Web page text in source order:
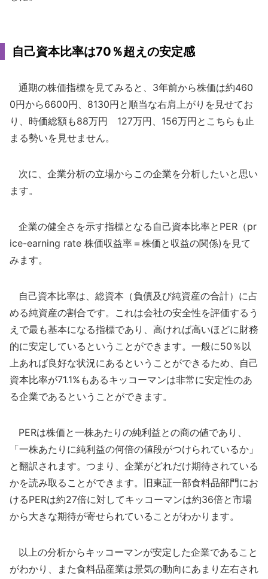
自己資本比率は70％超えの安定感
通期の株価指標を見てみると、3年前から株価は約460
0円から6600円、8130円と順当な右肩上がりを見せてお
り、時価総額も88万円 127万円、156万円とこちらも止
まる勢いを見せません。
次に、企業分析の立場からこの企業を分析したいと思い
ます。
企業の健全さを示す指標となる自己資本比率とPER（pr
ice-earning rate 株価収益率＝株価と収益の関係)を見て
みます。
自己資本比率は、総資本（負債及び純資産の合計）に占
める純資産の割合です。これは会社の安全性を評価するう
えで最も基本になる指標であり、高ければ高いほどに財務
的に安定しているということができます。一般に50％以
上あれば良好な状況にあるということができるため、自己
資本比率が71.1%もあるキッコーマンは非常に安定性のあ
る企業であるということができます。
PERは株価と一株あたりの純利益との商の値であり、
「一株あたりに純利益の何倍の値段がつけられているか」
と翻訳されます。つまり、企業がどれだけ期待されている
かを読み取ることができます。旧東証一部食料品部門にお
けるPERは約27倍に対してキッコーマンは約36倍と市場
から大きな期待が寄せられていることがわかります。
以上の分析からキッコーマンが安定した企業であること
がわかり、また食料品産業は景気の動向にあまり左右され